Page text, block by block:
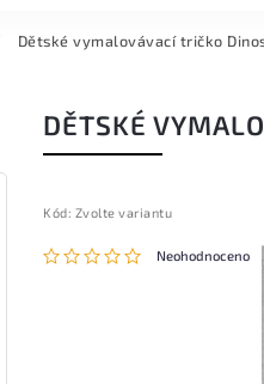
Dětské vymalovávací tričko
DĚTSKÉ
Kód: Zvolte variantu
Neohodnoceno